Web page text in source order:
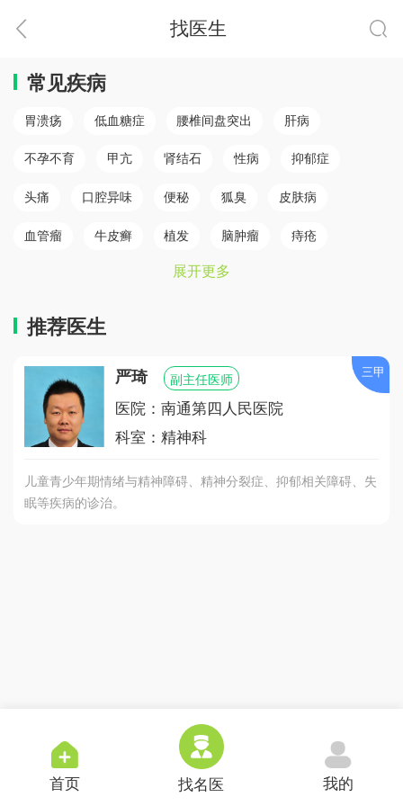
找医生
常见疾病
胃溃疡 低血糖症 腰椎间盘突出 肝病
不孕不育 甲亢 肾结石 性病 抑郁症
头痛 口腔异味 便秘 狐臭 皮肤病
血管瘤 牛皮癣 植发 脑肿瘤 痔疮
脾胃病 乳腺癌
腰椎间盘突出
展开更多
推荐医生
严琦 副主任医师
医院：南通第四人民医院
科室：精神科
儿童青少年期情绪与精神障碍、精神分裂症、抑郁相关障碍、失
眠等疾病的诊治。
三甲
首页 找名医 我的